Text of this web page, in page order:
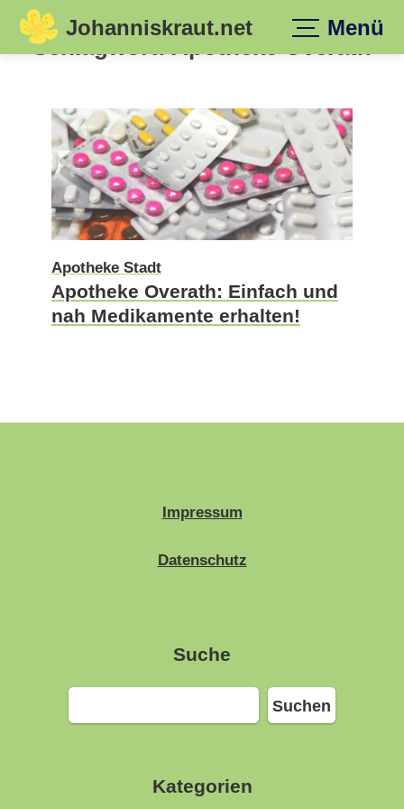
Skip
Johanniskraut.net Menü
Schlagwort:
Apotheke Stadt
Apotheke Overath: Einfach und
nah Medikamente erhalten!
Impressum
Datenschutz
Suche
Suchen
Suchen
Kategorien